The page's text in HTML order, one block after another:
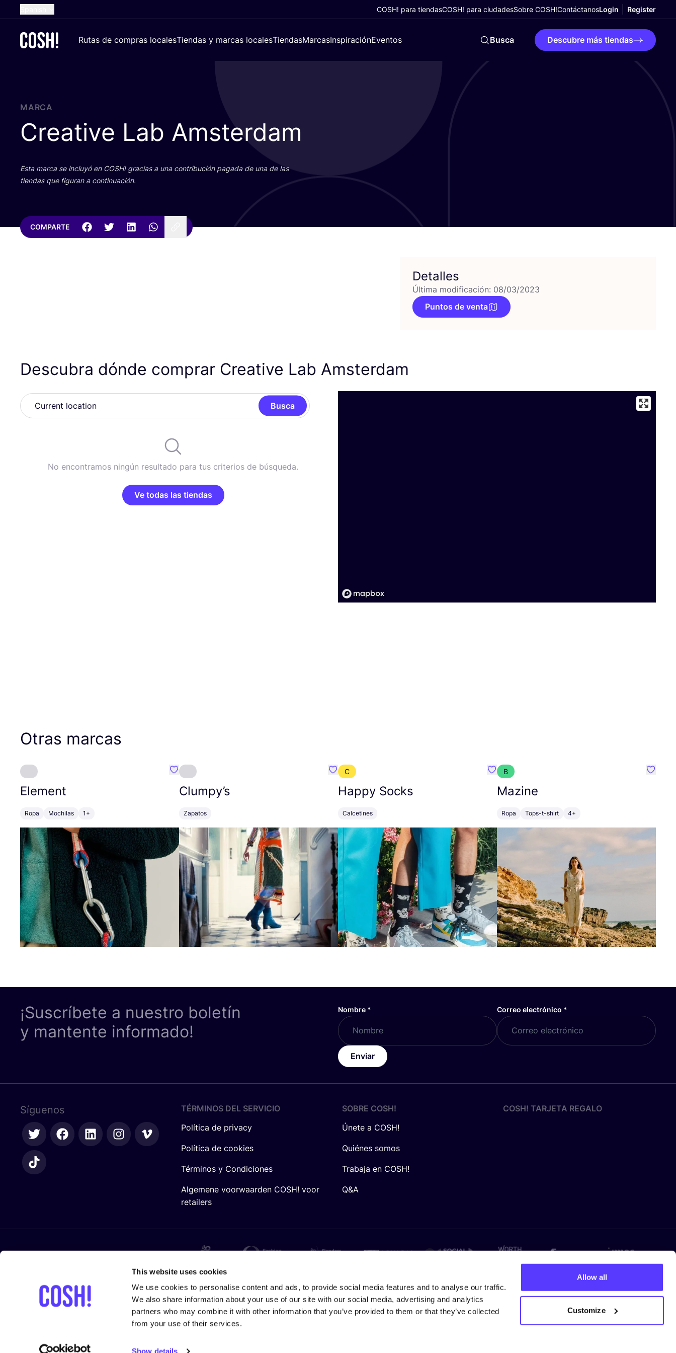
This website uses cookies
We use cookies to personalise content and ads, to provide social media features and to analyse our traffic.
We also share information about your use of our site with our social media, advertising and analytics
partners who may combine it with other information that you’ve provided to them or that they’ve collected
from your use of their services.
Show details
Allow all
Customize
Dutch
Croatian
COSH! para tiendasCOSH! para ciudadesSobre COSH!ContáctanosLogin Register
Rutas de compras localesTiendas y marcas localesTiendasMarcasInspiraciónEventos Busca Descubre más tiendas
MARCA
Creative Lab Amsterdam
Esta mar­ca se inclu­yó en COSH! gra­cias a una con­tri­bu­ción paga­da de una de las
tien­das que figu­ran a continuación.
COMPARTE
Detalles
Última modificación: 08/03/2023
Puntos de venta
Descubra dónde comprar Creative Lab Amsterdam
Busca
No encontramos ningún resultado para tus criterios de búsqueda.
Ve todas las tiendas
Otras marcas
Element
Ropa Mochilas 1+
Favoritos {nombre}
Clumpy’s
Zapatos
Favoritos {nombre}
C
Happy Socks
Calcetines
Favoritos {nombre}
B
Mazine
Ropa Tops-t-shirt 4+
¡Suscríbete a nuestro boletín
y mantente informado!
Nombre * Correo electrónico *
Enviar
Síguenos
TÉRMINOS DEL SERVICIO
Política de privacy
Política de cookies
Términos y Condiciones
Algemene voorwaarden COSH! voor
retailers
SOBRE COSH!
Únete a COSH!
Quiénes somos
Trabaja en COSH!
Q&A
COSH! TARJETA REGALO